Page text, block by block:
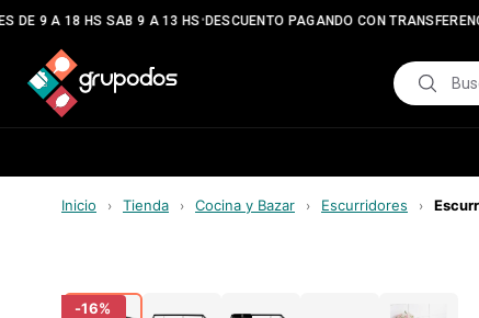
DE 9 A 18 HS SAB 9 A 13 HS•DESCUENTO PAGANDO CON
Inicio › Tienda › Cocina y Bazar › Escurridores ›
-16%